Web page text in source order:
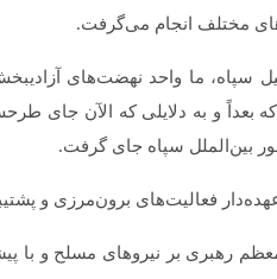
مختلف انجام می‌­گرفت.
سپاه، ما واحد نهضت­‌های
بعداً و به دلایلی که الآن
بین‌­الملل سپاه جای گرفت.
فعالیت­‌های برون­‌مرزی و
مقام معظم رهبری بر نیروهای مسلح